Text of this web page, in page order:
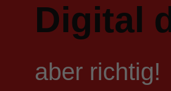
Digital
aber richtig!